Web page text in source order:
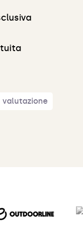
valutazione